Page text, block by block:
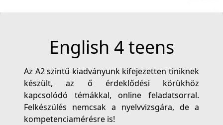
English 4 teens
Az A2 szintű kiadványunk kifejezetten tiniknek
készült, az ő érdeklődési körükhöz
kapcsolódó témákkal, online feladatsorral.
Felkészülés nemcsak a nyelvvizsgára, de a
kompetenciamérésre is!